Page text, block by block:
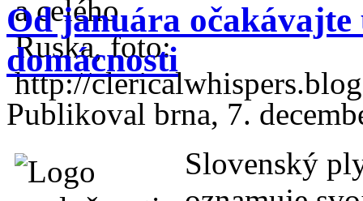
Od januára
domácnosti
Publikoval brna, 7.
Slovenský